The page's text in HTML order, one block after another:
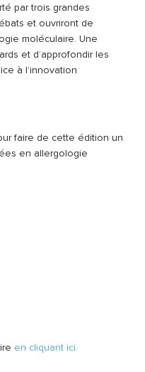
par trois grandes
et ouvriront de
moléculaire. Une
et d’approfondir les
à l’innovation
faire de cette édition un
en allergologie
en cliquant ici.